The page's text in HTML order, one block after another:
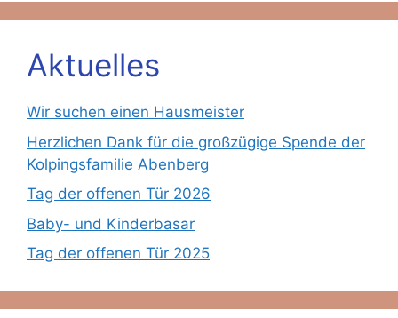
Aktuelles
Wir suchen einen Hausmeister
Herzlichen Dank für die großzügige Spende der
Kolpingsfamilie Abenberg
Tag der offenen Tür 2026
Baby- und Kinderbasar
Tag der offenen Tür 2025